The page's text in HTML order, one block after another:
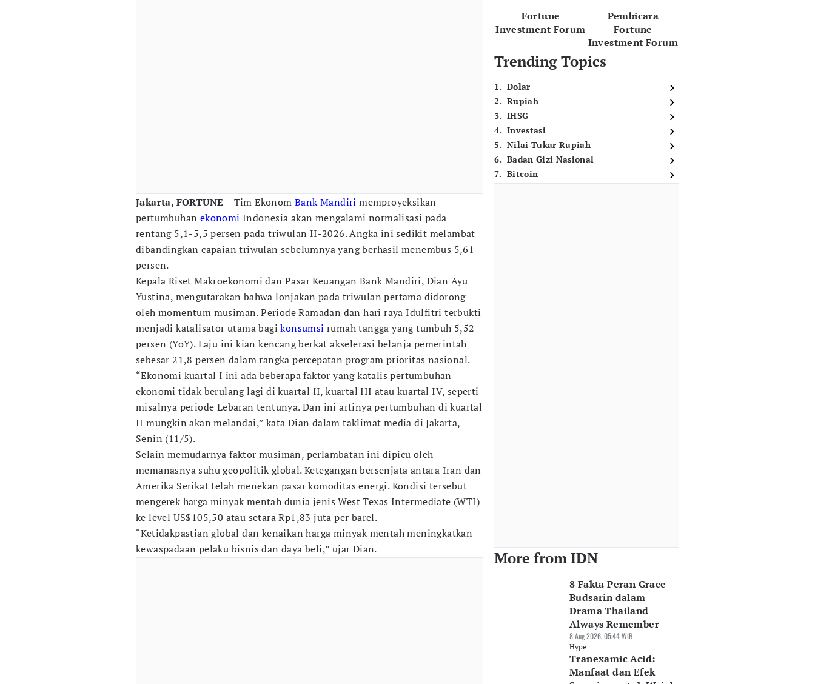
Jakarta, FORTUNE – Tim EkonomBank Mandiri memproyeksikan
pertumbuhan ekonomi Indonesia akan mengalami normalisasi pada
rentang 5,1-5,5 persen pada triwulan II-2026. Angka ini sedikit melambat
dibandingkan capaian triwulan sebelumnya yang berhasil menembus 5,61
persen.
Kepala Riset Makroekonomi dan Pasar Keuangan Bank Mandiri, Dian Ayu
Yustina, mengutarakan bahwa lonjakan pada triwulan pertama didorong
oleh momentum musiman. Periode Ramadan dan hari raya Idulfitri terbukti
menjadi katalisator utama bagikonsumsi rumah tangga yang tumbuh 5,52
persen (YoY). Laju ini kian kencang berkat akselerasi belanja pemerintah
sebesar 21,8 persen dalam rangka percepatan program prioritas nasional.
“Ekonomi kuartal I ini ada beberapa faktor yang katalis pertumbuhan
ekonomi tidak berulang lagi di kuartal II, kuartal III atau kuartal IV, seperti
misalnya periode Lebaran tentunya. Dan ini artinya pertumbuhan di kuartal
II mungkin akan melandai,” kata Dian dalam taklimat media di Jakarta,
Senin (11/5).
Selain memudarnya faktor musiman, perlambatan ini dipicu oleh
memanasnya suhu geopolitik global. Ketegangan bersenjata antara Iran dan
Amerika Serikat telah menekan pasar komoditas energi. Kondisi tersebut
mengerek harga minyak mentah dunia jenis West Texas Intermediate (WTI)
ke level US$105,50 atau setara Rp1,83 juta per barel.
“Ketidakpastian global dan kenaikan harga minyak mentah meningkatkan
kewaspadaan pelaku bisnis dan daya beli,” ujar Dian.
Fortune
Investment Forum
Pembicara
Fortune
Investment Forum
Trending Topics
1. Dolar
2. Rupiah
3. IHSG
4. Investasi
5. Nilai Tukar Rupiah
6. Badan Gizi Nasional
7. Bitcoin
More from IDN
8 Fakta Peran Grace
Budsarin dalam
Drama Thailand
Always Remember
8 Aug 2026, 05:44 WIB
Hype
Tranexamic Acid:
Manfaat dan Efek